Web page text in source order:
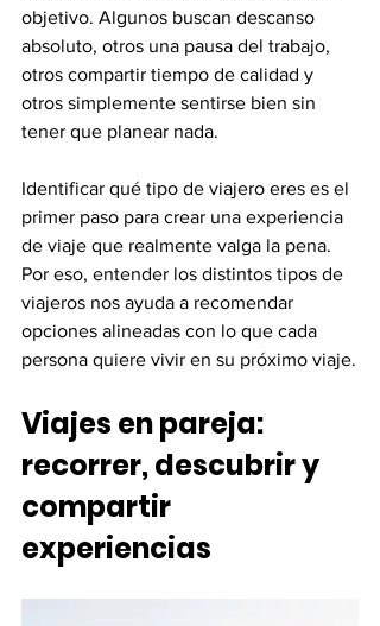
objetivo. Algunos buscan descanso
absoluto, otros una pausa del trabajo,
otros compartir tiempo de calidad y
otros simplemente sentirse bien sin
tener que planear nada.
Identificar qué tipo de viajero eres es el
primer paso para crear una experiencia
de viaje que realmente valga la pena.
Por eso, entender los distintos tipos de
viajeros nos ayuda a recomendar
opciones alineadas con lo que cada
persona quiere vivir en su próximo viaje.
Viajes en pareja:
recorrer, descubrir y
compartir
experiencias